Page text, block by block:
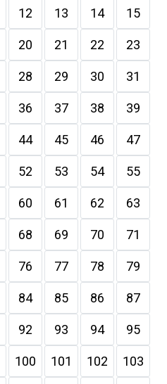
12 13 14 15
20 21 22 23
28 29 30 31
36 37 38 39
44 45 46 47
52 53 54 55
60 61 62 63
68 69 70 71
76 77 78 79
84 85 86 87
92 93 94 95
100 101 102 103